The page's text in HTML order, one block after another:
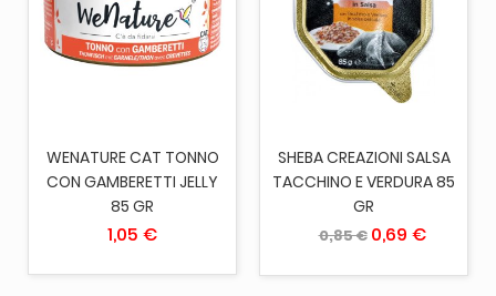
WENATURE CAT TONNO
CON GAMBERETTI JELLY
85 GR
1,05 €
SHEBA CREAZIONI SALSA
TACCHINO E VERDURA 85
GR
0,85 € 0,69 €